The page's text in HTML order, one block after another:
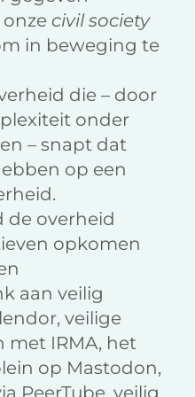
civil society
in beweging te
die – door
onder
– snapt dat
op een
de overheid
opkomen
aan veilig
veilige
IRMA, het
op Mastodon,